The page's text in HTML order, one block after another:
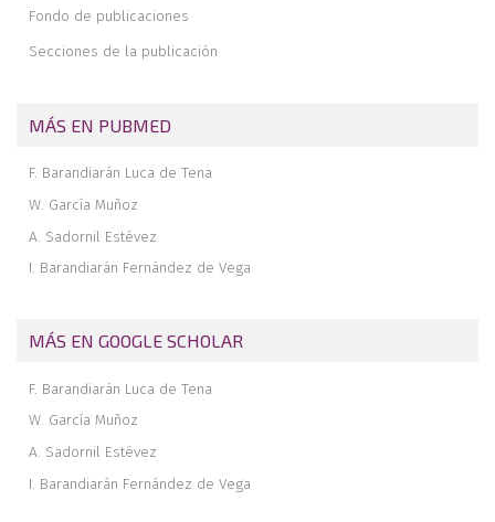
Fondo de publicaciones
Secciones de la publicación
MÁS EN PUBMED
F. Barandiarán Luca de Tena
W. García Muñoz
A. Sadornil Estévez
I. Barandiarán Fernández de Vega
MÁS EN GOOGLE SCHOLAR
F. Barandiarán Luca de Tena
W. García Muñoz
A. Sadornil Estévez
I. Barandiarán Fernández de Vega